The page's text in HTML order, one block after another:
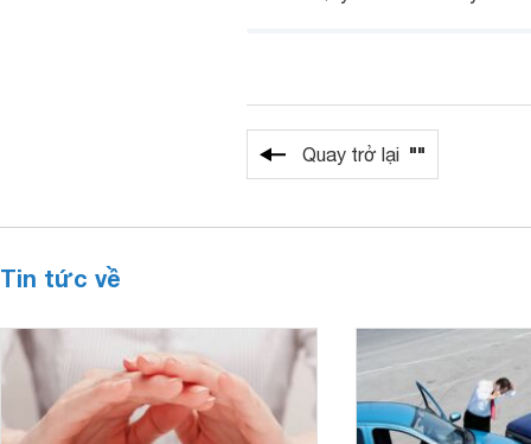
Quay trở lại ""
Tin tức về